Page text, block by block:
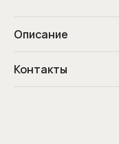
Описание
Контакты